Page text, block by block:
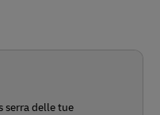
serra delle tue